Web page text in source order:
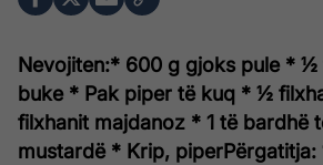
Nevojiten:* 600 g gjoks pule * ½
buke * Pak piper të kuq * ½
filxhanit majdanoz * 1 të bardhë
mustardë * Krip, piperPërgatitja: